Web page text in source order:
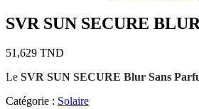
SVR SUN SECURE
51,629 TND
Le SVR SUN SECURE Blur Sans
Catégorie : Solaire